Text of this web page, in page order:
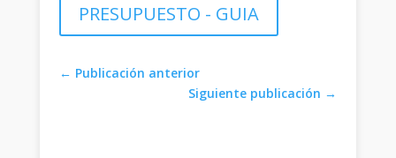
PRESUPUESTO - GUIA
← Publicación anterior
Siguiente publicación →